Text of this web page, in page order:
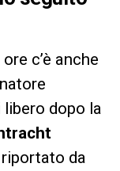
c’è anche
dopo la
da